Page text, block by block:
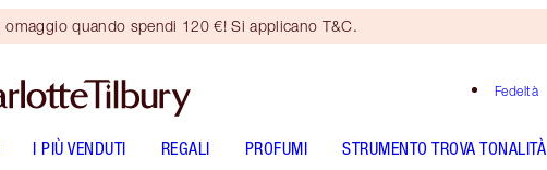
omaggio quando spendi 120 €! Si applicano T&C.
Fedeltà
I PIÙ VENDUTI REGALI PROFUMI STRUMENTO TROVA TONALITÀ